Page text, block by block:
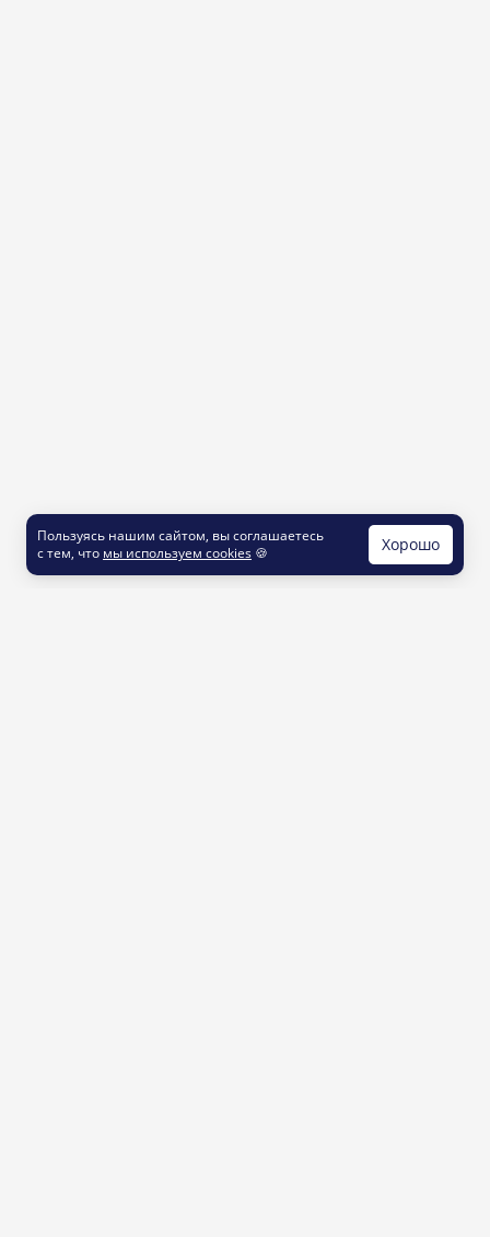
Пользуясь нашим сайтом, вы соглашаетесь
с тем, что мы используем cookies 🍪 Хорошо